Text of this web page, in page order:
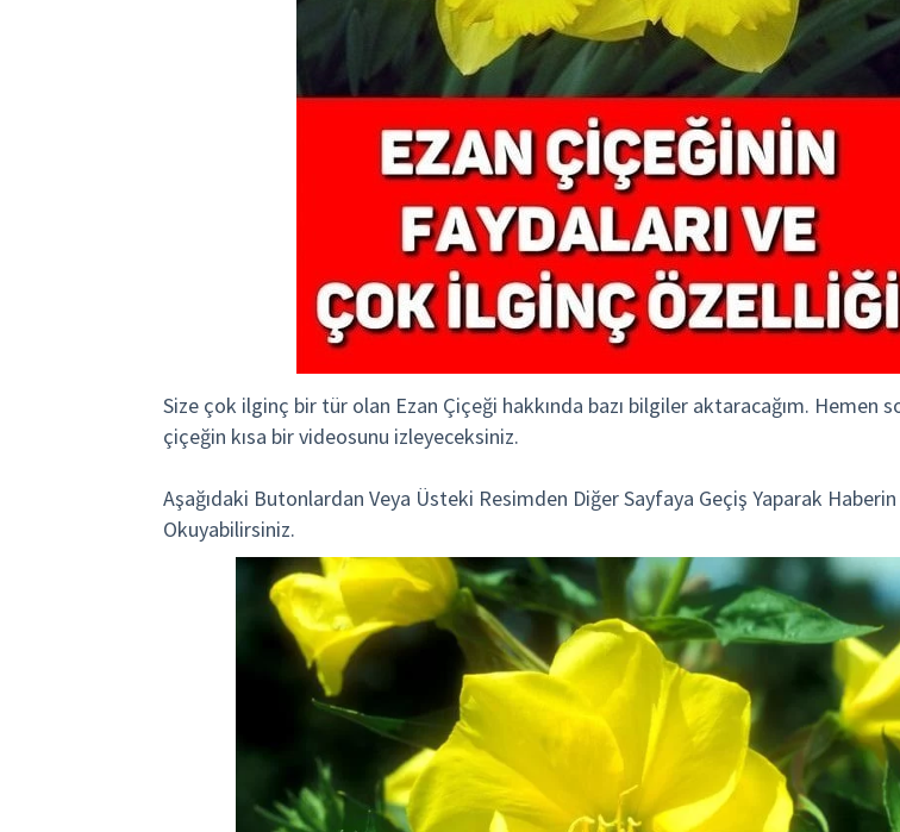
Size çok ilginç bir tür olan Ezan Çiçeği hakkında bazı bilgiler aktaracağım. Hemen
çiçeğin kısa bir videosunu izleyeceksiniz.
Aşağıdaki Butonlardan Veya Üsteki Resimden Diğer Sayfaya Geçiş Yaparak Haberin
Okuyabilirsiniz.